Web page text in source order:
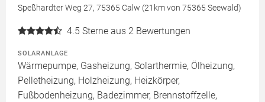
Speßhardter Weg 27, 75365 Calw (21km von 75365 Seewald)
4.5 Sterne aus 2 Bewertungen
SOLARANLAGE
Wärmepumpe, Gasheizung, Solarthermie, Ölheizung,
Pelletheizung, Holzheizung, Heizkörper,
Fußbodenheizung, Badezimmer, Brennstoffzelle,